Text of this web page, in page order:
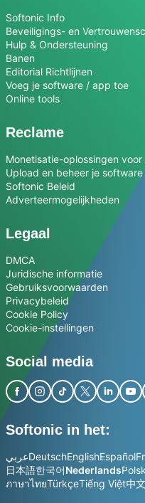
Softonic Info
Beveiligings- en
Hulp & Ondersteuning
Banen
Editorial Richtlijnen
Voeg je software / app toe
Online tools
Reclame
Monetisatie-oplossingen
Upload en beheer je software
Softonic Beleid
Adverteermogelijkheden
Legaal
DMCA
Juridische informatie
Gebruiksvoorwaarden
Privacybeleid
Cookie Policy
Cookie-instellingen
Social media
Softonic in het:
عربيDeutschEnglishEspañol
日本語한국어Nederlands
ภาษาไทยTürkçeTiếng Việt中文